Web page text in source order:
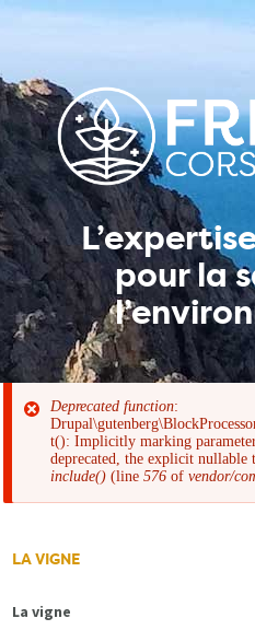
Aller
pour la
Message
d'erreur
Deprecated function:
t(): Implicitly marking
deprecated, the explicit nullable
include() (line576 ofvendor/
LA VIGNE
La vigne